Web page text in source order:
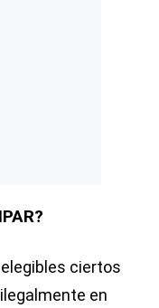
elegibles ciertos
en